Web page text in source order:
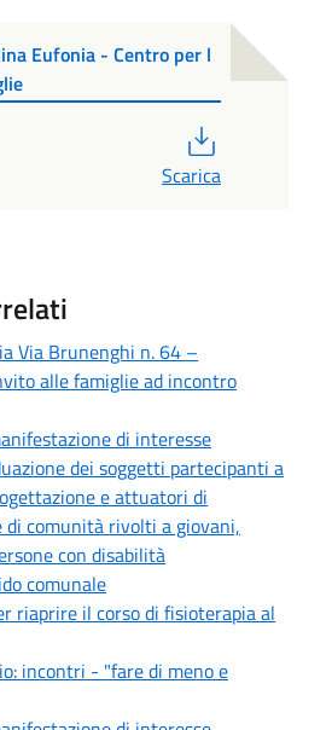
Eufonia - Centro per l
Scarica
Via Brunenghi n. 64 –
alle famiglie ad incontro
di interesse
dei soggetti partecipanti a
e attuatori di
comunità rivolti a giovani,
con disabilità
comunale
riaprire il corso di fisioterapia al
incontri - "fare di meno e